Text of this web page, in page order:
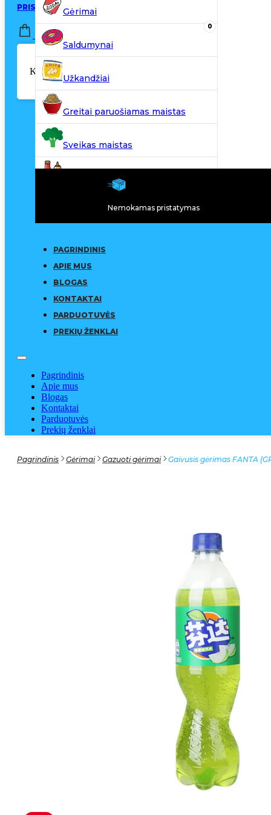
PRISIJUNGTI / REGISTRUOTIS
0,00€
Krepšelyje nėra produktų.
0
Gėrimai
Saldumynai
Užkandžiai
Greitai paruošiamas maistas
Sveikas maistas
Kiti produktai
Nemokamas pristatymas
PAGRINDINIS
APIE MUS
BLOGAS
KONTAKTAI
PARDUOTUVĖS
PREKIŲ ŽENKLAI
Pagrindinis
Apie mus
Blogas
Kontaktai
Parduotuvės
Prekių ženklai
Pagrindinis Gėrimai Gazuoti gėrimai Gaivusis gėrimas FANTA